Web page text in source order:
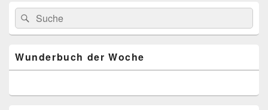
Primärer
Seitenleisten
Widget-
Bereich
Search
for:
Suche
Wunderbuch der Woche